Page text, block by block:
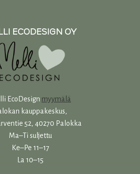
ECODESIGN OY
EcoDesign myymälä
kauppakeskus,
52, 40270 Palokka
Ma–Ti suljettu
Ke–Pe 11–17
La 10–15